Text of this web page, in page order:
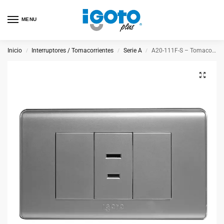
MENU
Inicio / Interruptores / Tomacorrientes / Serie A / A20-111F-S – Tomacorriente Sencillo Plateado